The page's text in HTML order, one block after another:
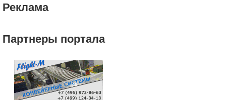
Реклама
Партнеры портала